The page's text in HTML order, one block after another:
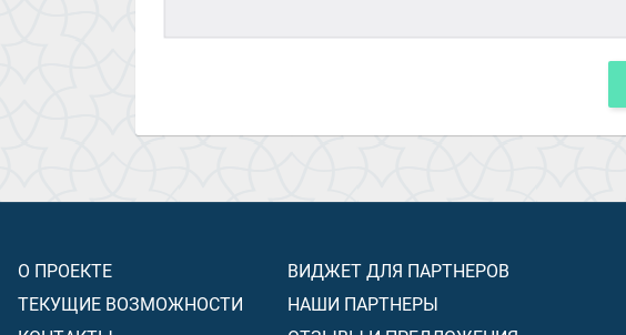
О ПРОЕКТЕ
ТЕКУЩИЕ ВОЗМОЖНОСТИ
ВИДЖЕТ ДЛЯ ПАРТНЕРОВ
НАШИ ПАРТНЕРЫ